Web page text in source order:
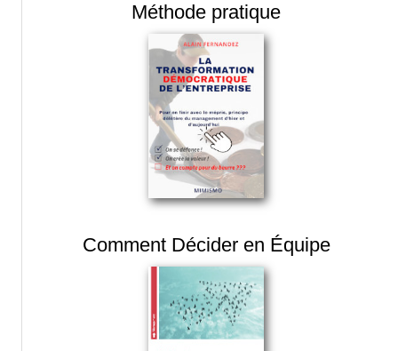
Méthode pratique
Comment Décider en Équipe